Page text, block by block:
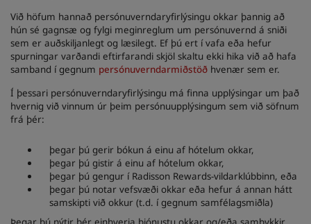
Við höfum hannað persónuverndaryfirlýsingu okkar þannig að
hún sé gagnsæ og fylgi meginreglum um persónuvernd á sniði
sem er auðskiljanlegt og læsilegt. Ef þú ert í vafa eða hefur
spurningar varðandi eftirfarandi skjöl skaltu ekki hika við að hafa
samband í gegnum persónuverndarmiðstöð hvenær sem er.
Í þessari persónuverndaryfirlýsingu má finna upplýsingar um það
hvernig við vinnum úr þeim persónuupplýsingum sem við söfnum
frá þér:
þegar þú gerir bókun á einu af hótelum okkar,
þegar þú gistir á einu af hótelum okkar,
þegar þú gengur í Radisson Rewards-vildarklúbbinn, eða
þegar þú notar vefsvæði okkar eða hefur á annan hátt
samskipti við okkur (t.d. í gegnum samfélagsmiðla)